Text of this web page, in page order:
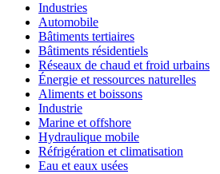
Industries
Automobile
Bâtiments tertiaires
Bâtiments résidentiels
Réseaux de chaud et froid urbains
Énergie et ressources naturelles
Aliments et boissons
Industrie
Marine et offshore
Hydraulique mobile
Réfrigération et climatisation
Eau et eaux usées